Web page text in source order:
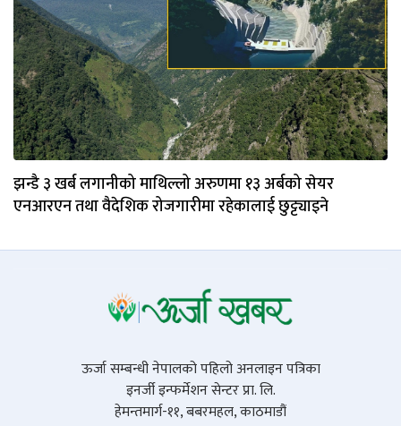
झन्डै ३ खर्ब लगानीको माथिल्लो अरुणमा १३ अर्बको सेयर
एनआरएन तथा वैदेशिक रोजगारीमा रहेकालाई छुट्ट्याइने
ऊर्जा सम्बन्धी नेपालको पहिलो अनलाइन पत्रिका
इनर्जी इन्फर्मेशन सेन्टर प्रा. लि.
हेमन्तमार्ग-११, बबरमहल, काठमाडौं